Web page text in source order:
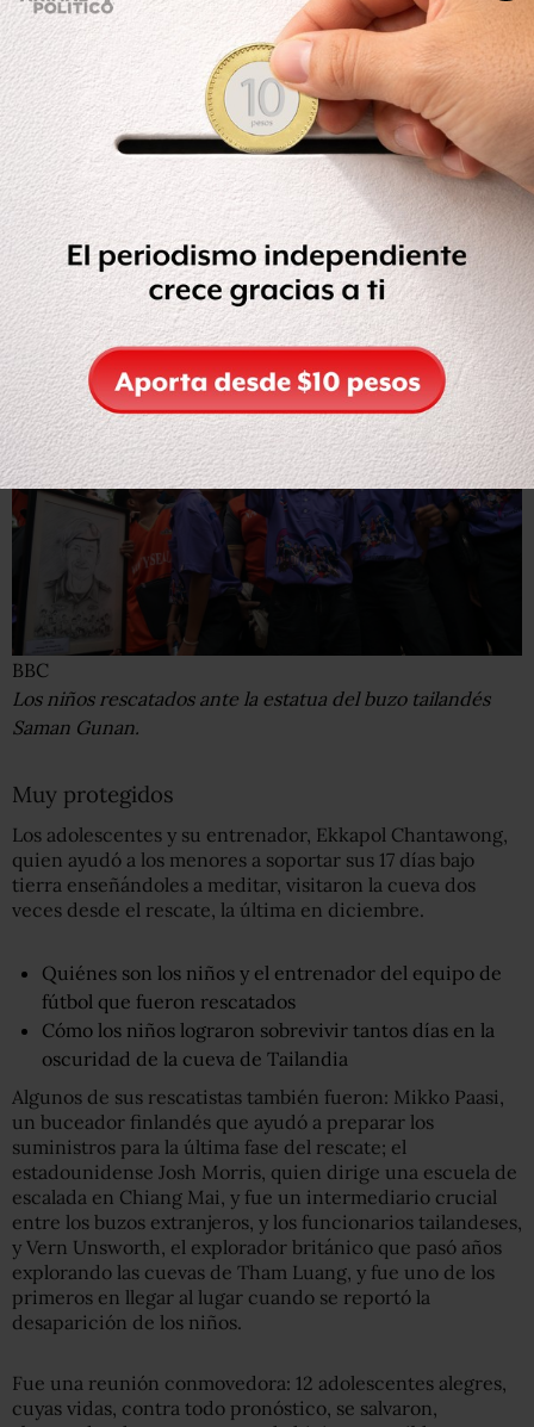
Y por eso se convirtió en un lugar donde comprar
billetes de lotería
Los números más populares terminan
en 13, el número de niños y su entrenador que quedaron
atrapados en la cueva.
Además, ahora hay otro santuario: una estatua de bronce
de tres metros de altura de
Saman Gunan, el buzo
tailandés que murió durante el rescate.
Quién era Saman Kunan, el buzo que murió llevando
oxígeno a los niños atrapados en una cueva en
Tailandia
BBC
Los niños rescatados ante la estatua del buzo tailandés
Saman Gunan.
Muy protegidos
Los adolescentes y su entrenador, Ekkapol Chantawong,
quien ayudó a los menores a soportar sus 17 días bajo
tierra enseñándoles a meditar, visitaron la cueva dos
veces desde el rescate, la última en diciembre.
Quiénes son los niños y el entrenador del equipo de
fútbol que fueron rescatados
Cómo los niños lograron sobrevivir tantos días en la
oscuridad de la cueva de Tailandia
Algunos de sus rescatistas también fueron: Mikko Paasi,
un buceador finlandés que ayudó a preparar los
suministros para la última fase del rescate; el
estadounidense Josh Morris, quien dirige una escuela de
escalada en Chiang Mai, y fue un intermediario crucial
entre los buzos extranjeros, y los funcionarios tailandeses,
y Vern Unsworth, el explorador británico que pasó años
explorando las cuevas de Tham Luang, y fue uno de los
primeros en llegar al lugar cuando se reportó la
desaparición de los niños.
Fue una reunión conmovedora: 12 adolescentes alegres,
cuyas vidas, contra todo pronóstico, se salvaron,